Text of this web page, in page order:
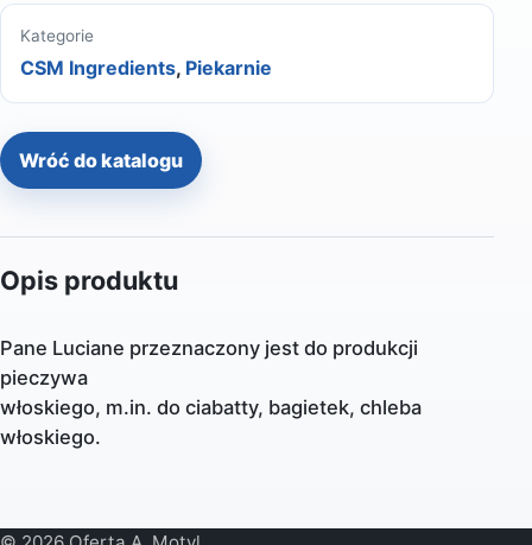
Kategorie
CSM Ingredients, Piekarnie
Wróć do katalogu
Opis produktu
Pane Luciane przeznaczony jest do produkcji
pieczywa
włoskiego, m.in. do ciabatty, bagietek, chleba
włoskiego.